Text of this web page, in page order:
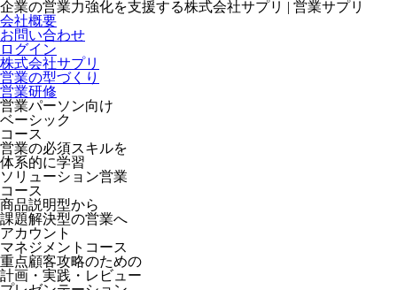
企業の営業力強化を支援する株式会社サプリ | 営業サプリ
会社概要
お問い合わせ
ログイン
株式会社サプリ
営業の型づくり
営業研修
営業パーソン向け
ベーシック
コース
営業の必須スキルを
体系的に学習
ソリューション営業
コース
商品説明型から
課題解決型の営業へ
アカウント
マネジメントコース
重点顧客攻略のための
計画・実践・レビュー